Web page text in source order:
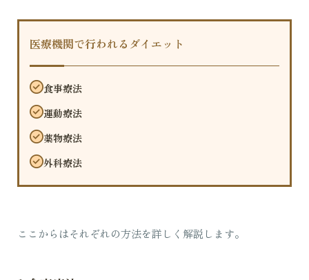
医療機関で行われるダイエット
食事療法
運動療法
薬物療法
外科療法
ここからはそれぞれの方法を詳しく解説します。